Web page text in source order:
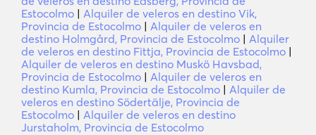
Estocolmo | Alquiler de veleros en destino Vik,
Provincia de Estocolmo | Alquiler de veleros en
destino Holmgård, Provincia de Estocolmo | Alquiler
de veleros en destino Fittja, Provincia de Estocolmo |
Alquiler de veleros en destino Muskö Havsbad,
Provincia de Estocolmo | Alquiler de veleros en
destino Kumla, Provincia de Estocolmo | Alquiler de
veleros en destino Södertälje, Provincia de
Estocolmo | Alquiler de veleros en destino
Jurstaholm, Provincia de Estocolmo